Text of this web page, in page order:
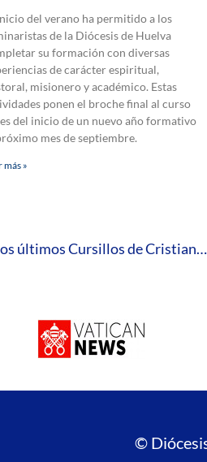
del verano ha permitido a los
de la Diócesis de Huelva
su formación con diversas
de carácter espiritual,
misionero y académico. Estas
ponen el broche final al curso
del inicio de un nuevo año formativo
mes de septiembre.
más »
Una treintena de personas participan en los últimos Cursillos de Cristiandad
©